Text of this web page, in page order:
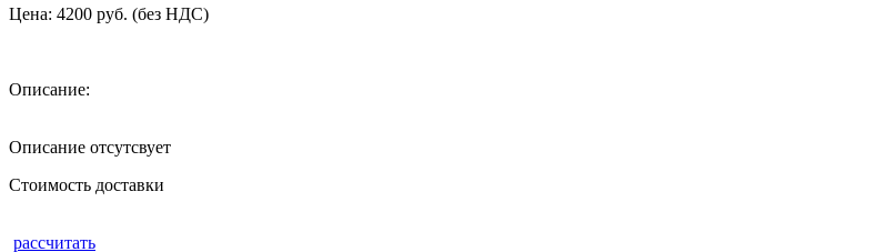
Цена: 4200 руб. (без НДС)
Описание:
Описание отсутсвует
Стоимость доставки
рассчитать